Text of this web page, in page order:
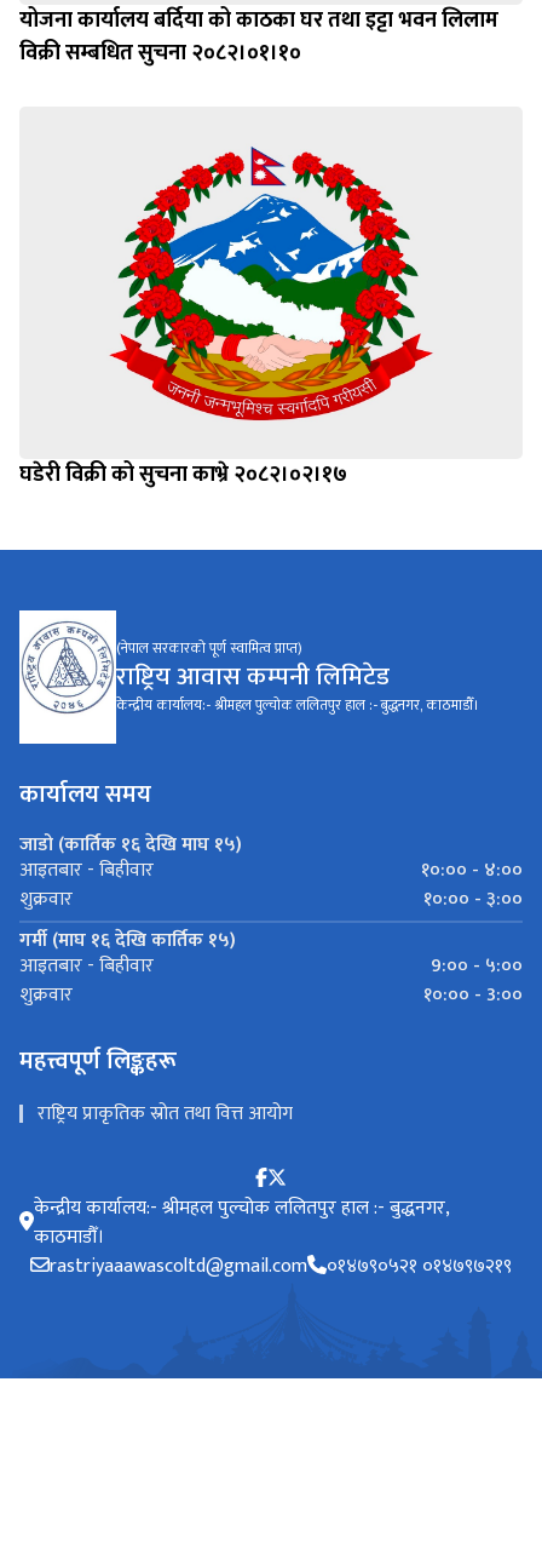
योजना कार्यालय बर्दिया को काठका घर तथा इट्टा भवन लिलाम
विक्री सम्बधित सुचना २०८२।०१।१०
घडेरी विक्री को सुचना काभ्रे २०८२।०२।१७
(नेपाल सरकारको पूर्ण स्वामित्व प्राप्त)
राष्ट्रिय आवास कम्पनी लिमिटेड
केन्द्रीय कार्यालय:- श्रीमहल पुल्चोक ललितपुर हाल :- बुद्धनगर, काठमाडौँ।
कार्यालय समय
जाडो (कार्तिक १६ देखि माघ १५)
आइतबार - बिहीवार
१०:०० - ४:००
शुक्रवार
१०:०० - ३:००
गर्मी (माघ १६ देखि कार्तिक १५)
आइतबार - बिहीवार
9:०० - ५:००
शुक्रवार
१०:०० - 3:००
महत्त्वपूर्ण लिङ्कहरू
राष्ट्रिय प्राकृतिक स्रोत तथा वित्त आयोग
केन्द्रीय कार्यालय:- श्रीमहल पुल्चोक ललितपुर हाल :- बुद्धनगर,
काठमाडौँ।
rastriyaaawascoltd@gmail.com
०१४७९०५२१ ०१४७९७२१९